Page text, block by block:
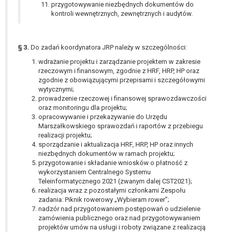
przygotowywanie niezbędnych dokumentów do
kontroli wewnętrznych, zewnętrznych i audytów.
§ 3. Do zadań koordynatora JRP należy w szczególności:
wdrażanie projektu i zarządzanie projektem w zakresie
rzeczowym i finansowym, zgodnie z HRF, HRP, HP oraz
zgodnie z obowiązującymi przepisami i szczegółowymi
wytycznymi;
prowadzenie rzeczowej i finansowej sprawozdawczości
oraz monitoringu dla projektu;
opracowywanie i przekazywanie do Urzędu
Marszałkowskiego sprawozdań i raportów z przebiegu
realizacji projektu;
sporządzanie i aktualizacja HRF, HRP, HP oraz innych
niezbędnych dokumentów w ramach projektu;
przygotowanie i składanie wniosków o płatność z
wykorzystaniem Centralnego Systemu
Teleinformatycznego 2021 (zwanym dalej CST2021);
realizacja wraz z pozostałymi członkami Zespołu
zadania: Piknik rowerowy „Wybieram rower”;
nadzór nad przygotowaniem postępowań o udzielenie
zamówienia publicznego oraz nad przygotowywaniem
projektów umów na usługi i roboty związane z realizacją